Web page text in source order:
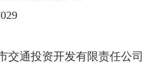
9
交通投资开发有限责任公司